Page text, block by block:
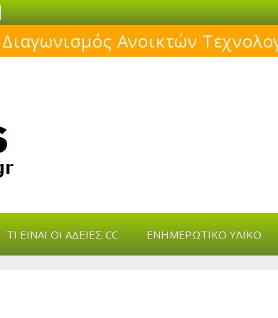
Ανοικτών
ΤΙ ΕΊΝΑΙ ΟΙ ΆΔΕΙΕΣ CC ΕΝΗΜΕΡΩΤΙΚΌ ΥΛΙΚΌ